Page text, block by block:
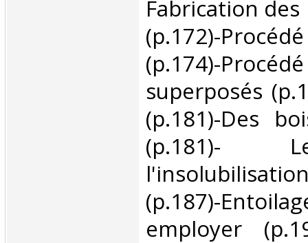
Fabrication
(p.172)-
(p.174)-
superposés
(p.181)-Des
(p.181)-
(p.187)-
employer